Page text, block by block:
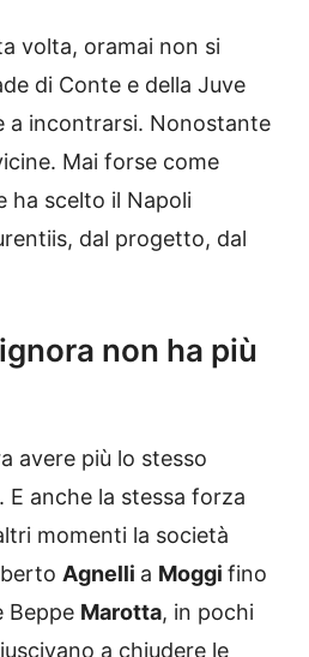
volta, oramai non si
di Conte e della Juve
a incontrarsi. Nonostante
Mai forse come
ha scelto il Napoli
dal progetto, dal
non ha più
avere più lo stesso
E anche la stessa forza
momenti la società
Agnelli a Moggi fino
Beppe Marotta, in pochi
a chiudere le